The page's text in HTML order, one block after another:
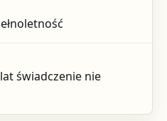
świadczenie nie